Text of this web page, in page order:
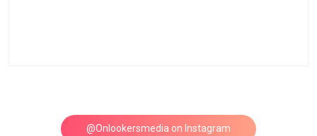
@Onlookersmedia on Instagram
Follow on Instagram